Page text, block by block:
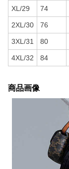
XL/29 74
2XL/30 76
3XL/31 80
4XL/32 84
商品画像